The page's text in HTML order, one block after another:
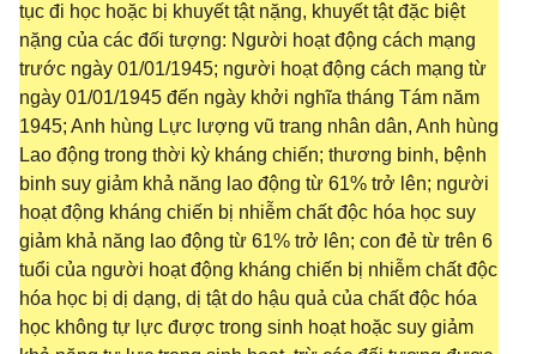
tục đi học hoặc bị khuyết tật nặng, khuyết tật đặc biệt
nặng của các đối tượng: Người hoạt động cách mạng
trước ngày 01/01/1945; người hoạt động cách mạng từ
ngày 01/01/1945 đến ngày khởi nghĩa tháng Tám năm
1945; Anh hùng Lực lượng vũ trang nhân dân, Anh hùng
Lao động trong thời kỳ kháng chiến; thương binh, bệnh
binh suy giảm khả năng lao động từ 61% trở lên; người
hoạt động kháng chiến bị nhiễm chất độc hóa học suy
giảm khả năng lao động từ 61% trở lên; con đẻ từ trên 6
tuổi của người hoạt động kháng chiến bị nhiễm chất độc
hóa học bị dị dạng, dị tật do hậu quả của chất độc hóa
học không tự lực được trong sinh hoạt hoặc suy giảm